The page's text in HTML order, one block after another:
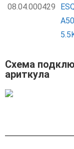
08.04.000429
Схема
ариткула